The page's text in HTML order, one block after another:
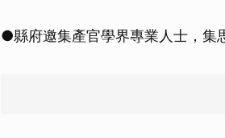
●縣府邀集產官學界專業人士，集